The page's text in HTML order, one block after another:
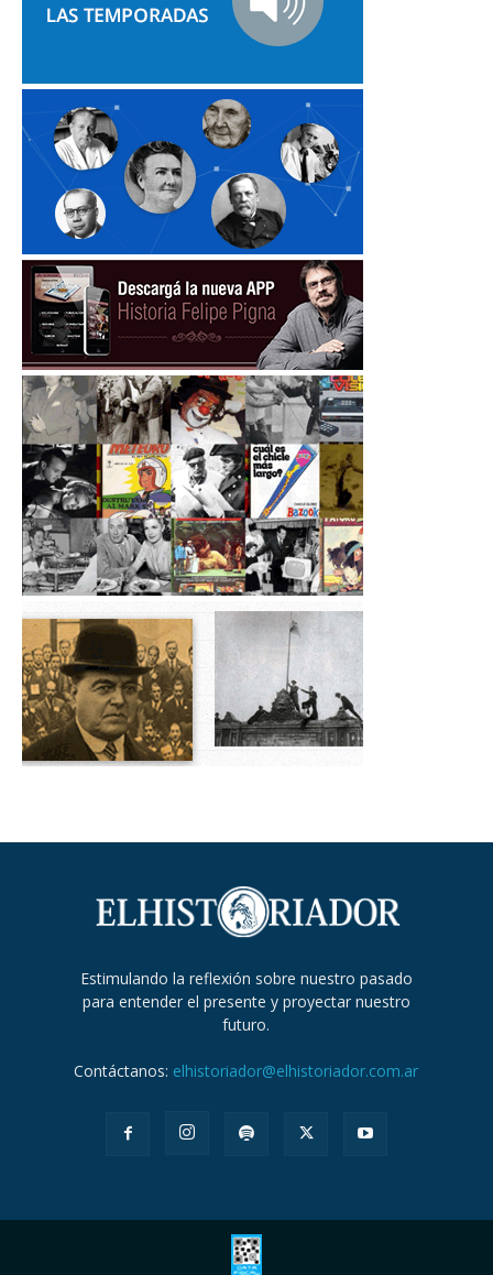
Estimulando la reflexión sobre nuestro pasado
para entender el presente y proyectar nuestro
futuro.
Contáctanos: elhistoriador@elhistoriador.com.ar